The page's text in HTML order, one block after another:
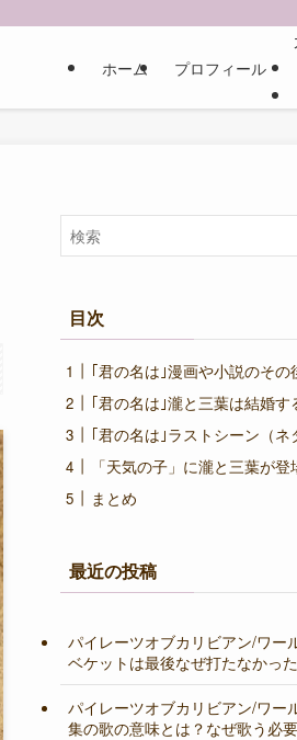
ホーム プロフィール
目次
｢君の名は｣漫画や小説のその
｢君の名は｣瀧と三葉は結婚す
｢君の名は｣ラストシーン（ネ
「天気の子」に瀧と三葉が登
まとめ
最近の投稿
パイレーツオブカリビアン/ワー
ベケットは最後なぜ打たなかっ
パイレーツオブカリビアン/ワー
集の歌の意味とは？なぜ歌う必